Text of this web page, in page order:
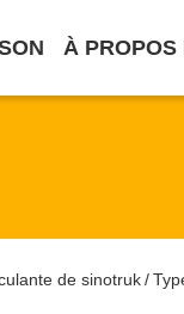
À PROPOS
de sinotruk/